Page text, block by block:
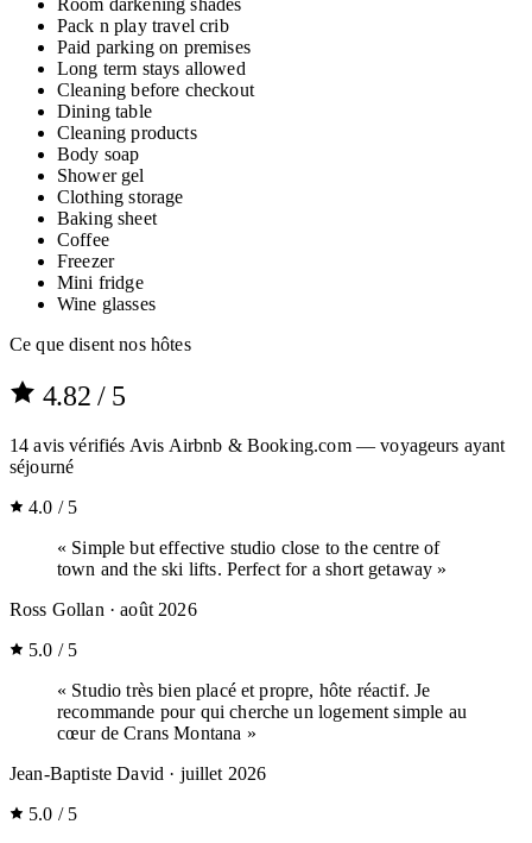
Room darkening shades
Pack n play travel crib
Paid parking on premises
Long term stays allowed
Cleaning before checkout
Dining table
Cleaning products
Body soap
Shower gel
Clothing storage
Baking sheet
Coffee
Freezer
Mini fridge
Wine glasses
Ce que disent nos hôtes
4.82 / 5
14 avis vérifiés Avis Airbnb & Booking.com — voyageurs ayant
séjourné
4.0 / 5
« Simple but effective studio close to the centre of
town and the ski lifts. Perfect for a short getaway »
Ross Gollan · août 2026
5.0 / 5
« Studio très bien placé et propre, hôte réactif. Je
recommande pour qui cherche un logement simple au
cœur de Crans Montana »
Jean-Baptiste David · juillet 2026
5.0 / 5